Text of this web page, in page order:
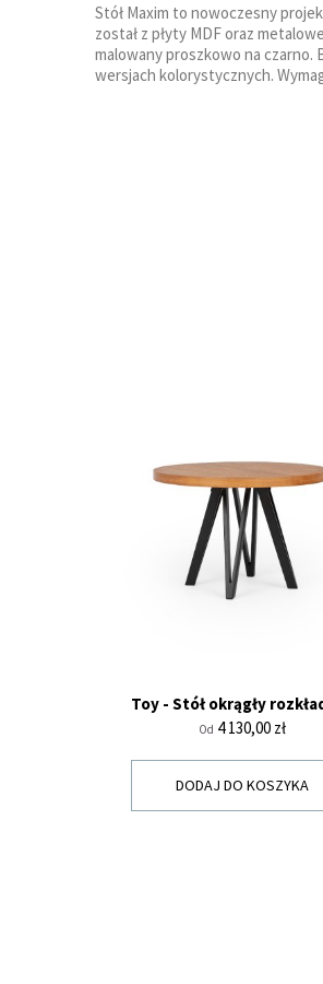
Stół Maxim to nowoczesny
został z płyty MDF oraz
malowany proszkowo na czarno.
wersjach kolorystycznych.
Toy - Stół okrągły
Od Cena
4 130,00 zł
DODAJ DO KOSZYKA